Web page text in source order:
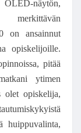
näytön,
on ansainnut
opiskelijoille.
pitää
ytimen
olet opiskelija,
huippuvalinta,